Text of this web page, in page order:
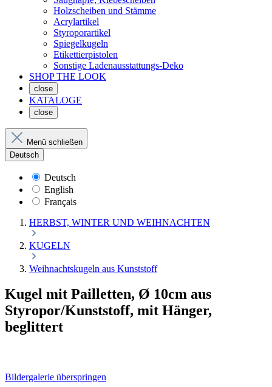
Holzscheiben und Stämme
Acrylartikel
Styroporartikel
Spiegelkugeln
Etikettierpistolen
Sonstige Ladenausstattungs-Deko
SHOP THE LOOK
close
KATALOGE
close
Menü schließen
Deutsch
Deutsch
English
Français
HERBST, WINTER UND WEIHNACHTEN
KUGELN
Weihnachtskugeln aus Kunststoff
Kugel mit Pailletten, Ø 10cm aus
Styropor/Kunststoff, mit Hänger,
beglittert
Bildergalerie überspringen